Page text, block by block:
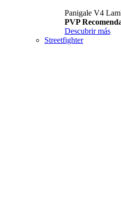
Panigale V4
PVP
Descubrir más
Streetfighter